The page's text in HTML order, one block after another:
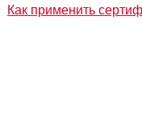
Как применить